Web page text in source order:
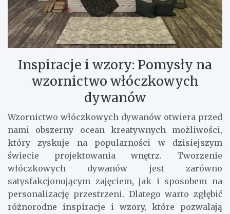
Inspiracje i wzory: Pomysły na
wzornictwo włóczkowych
dywanów
Wzornictwo włóczkowych dywanów otwiera przed
nami obszerny ocean kreatywnych możliwości,
który zyskuje na popularności w dzisiejszym
świecie projektowania wnętrz. Tworzenie
włóczkowych dywanów jest zarówno
satysfakcjonującym zajęciem, jak i sposobem na
personalizację przestrzeni. Dlatego warto zgłębić
różnorodne inspiracje i wzory, które pozwalają